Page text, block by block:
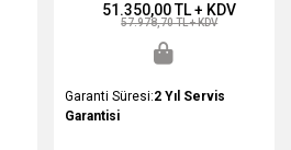
51.350,00 TL + KDV
57.978,70 TL + KDV
Garanti Süresi:2 Yıl Servis
Garantisi